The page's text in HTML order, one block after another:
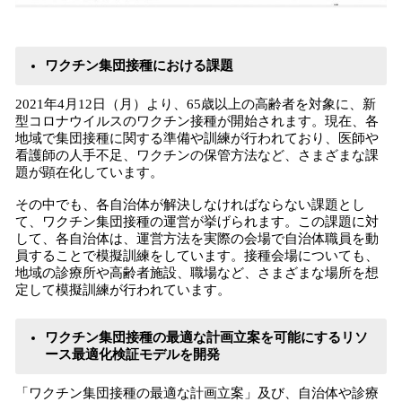
ワクチン集団接種における課題
2021年4月12日（月）より、65歳以上の高齢者を対象に、新
型コロナウイルスのワクチン接種が開始されます。現在、各
地域で集団接種に関する準備や訓練が行われており、医師や
看護師の人手不足、ワクチンの保管方法など、さまざまな課
題が顕在化しています。
その中でも、各自治体が解決しなければならない課題とし
て、ワクチン集団接種の運営が挙げられます。この課題に対
して、各自治体は、運営方法を実際の会場で自治体職員を動
員することで模擬訓練をしています。接種会場についても、
地域の診療所や高齢者施設、職場など、さまざまな場所を想
定して模擬訓練が行われています。​
ワクチン集団接種の最適な計画立案を可能にするリソ
ース最適化検証モデルを開発
「ワクチン集団接種の最適な計画立案」及び、自治体や診療